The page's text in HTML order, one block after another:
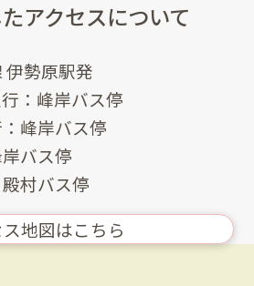
アクセスについて
伊勢原駅発
：峰岸バス停
峰岸バス停
バス停
村バス停
地図はこちら